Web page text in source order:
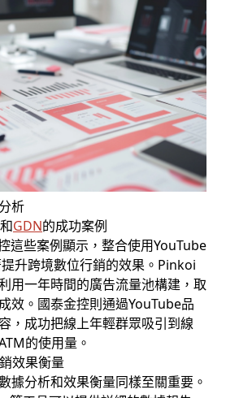
析
GDN的成功案例
這些案例顯示，整合使用YouTube
升跨境數位行銷的效果。Pinkoi
用一年時間的廣告流量池構建，取
效。國泰金控則通過YouTube品
，成功把線上年輕群眾吸引到線
的使用量。
效果衡量
據分析和效果衡量同樣至關重要。